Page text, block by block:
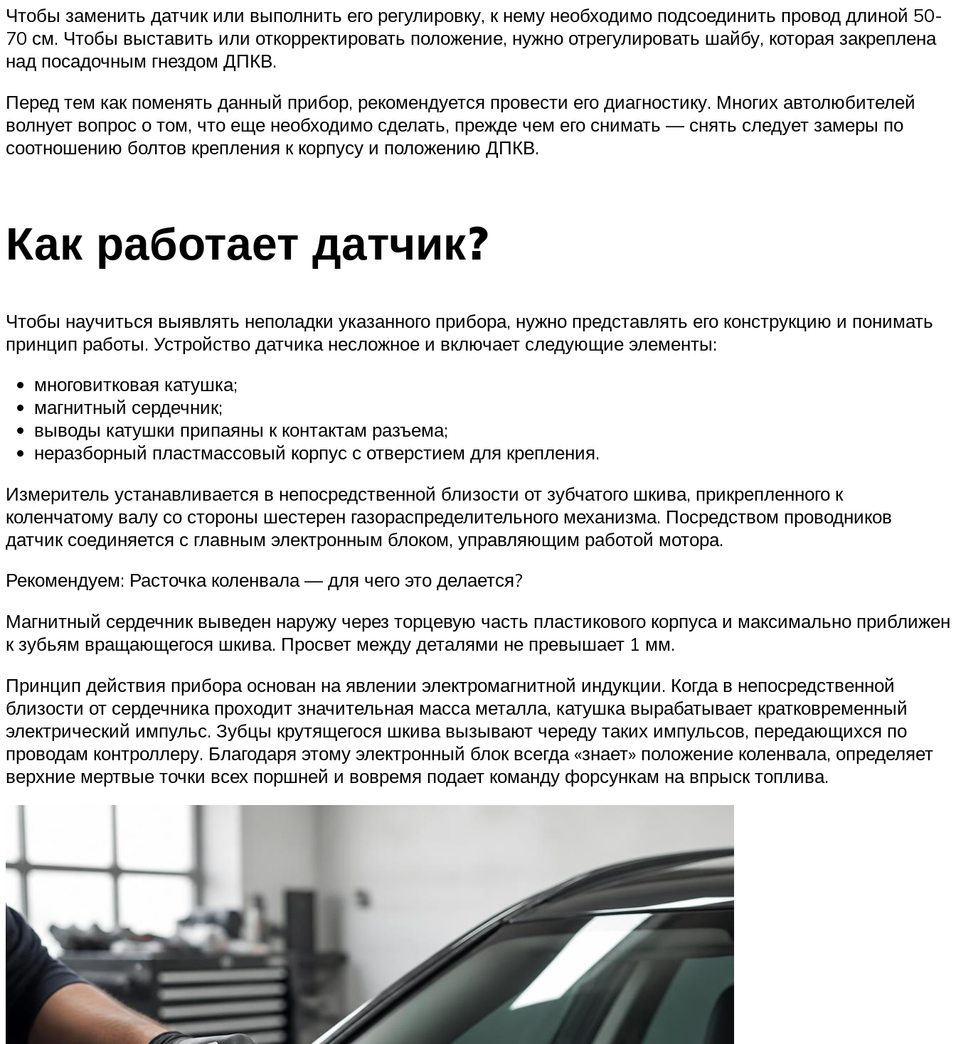
Чтобы заменить датчик или выполнить его регулировку, к нему необходимо подсоединить провод длиной 50-
70 см. Чтобы выставить или откорректировать положение, нужно отрегулировать шайбу, которая закреплена
над посадочным гнездом ДПКВ.
Перед тем как поменять данный прибор, рекомендуется провести его диагностику. Многих автолюбителей
волнует вопрос о том, что еще необходимо сделать, прежде чем его снимать — снять следует замеры по
соотношению болтов крепления к корпусу и положению ДПКВ.
Как работает датчик?
Чтобы научиться выявлять неполадки указанного прибора, нужно представлять его конструкцию и понимать
принцип работы. Устройство датчика несложное и включает следующие элементы:
многовитковая катушка;
магнитный сердечник;
выводы катушки припаяны к контактам разъема;
неразборный пластмассовый корпус с отверстием для крепления.
Измеритель устанавливается в непосредственной близости от зубчатого шкива, прикрепленного к
коленчатому валу со стороны шестерен газораспределительного механизма. Посредством проводников
датчик соединяется с главным электронным блоком, управляющим работой мотора.
Рекомендуем: Расточка коленвала — для чего это делается?
Магнитный сердечник выведен наружу через торцевую часть пластикового корпуса и максимально приближен
к зубьям вращающегося шкива. Просвет между деталями не превышает 1 мм.
Принцип действия прибора основан на явлении электромагнитной индукции. Когда в непосредственной
близости от сердечника проходит значительная масса металла, катушка вырабатывает кратковременный
электрический импульс. Зубцы крутящегося шкива вызывают череду таких импульсов, передающихся по
проводам контроллеру. Благодаря этому электронный блок всегда «знает» положение коленвала, определяет
верхние мертвые точки всех поршней и вовремя подает команду форсункам на впрыск топлива.